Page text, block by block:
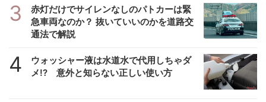
3
赤灯だけでサイレンなしのパトカーは緊
急車両なのか？ 抜いていいのかを道路交
通法で解説
4
ウォッシャー液は水道水で代用しちゃダ
メ!? 意外と知らない正しい使い方